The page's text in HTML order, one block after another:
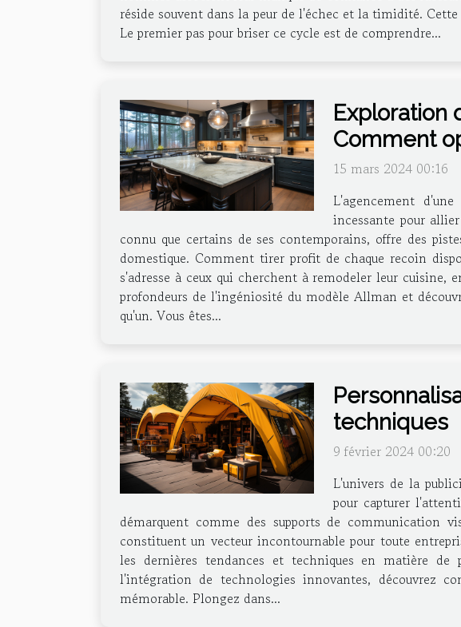
réside souvent dans la peur de l'échec et la timidité.
Le premier pas pour briser ce cycle est de comprendre...
Exploration
Comment
15 mars 2024 00:16
L'agencement
incessante pour
connu que certains de ses contemporains, offre des
domestique. Comment tirer profit de chaque recoin
s'adresse à ceux qui cherchent à remodeler leur
profondeurs de l'ingéniosité du modèle Allman et
qu'un. Vous êtes...
techniques
9 février 2024 00:20
L'univers de la
pour capturer
démarquent comme des supports de communication
constituent un vecteur incontournable pour toute
les dernières tendances et techniques en matière de
l'intégration de technologies innovantes, découvrez
mémorable. Plongez dans...